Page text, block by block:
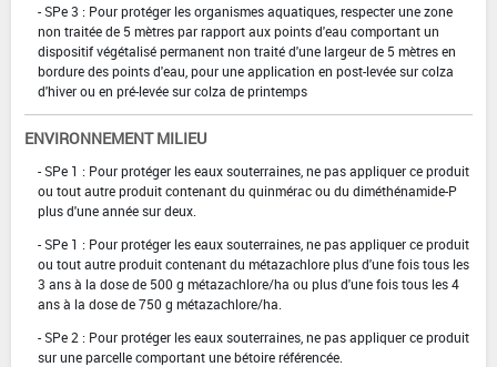
- SPe 3 : Pour protéger les organismes aquatiques, respecter une zone
non traitée de 5 mètres par rapport aux points d'eau comportant un
dispositif végétalisé permanent non traité d'une largeur de 5 mètres en
bordure des points d'eau, pour une application en post-levée sur colza
d'hiver ou en pré-levée sur colza de printemps
ENVIRONNEMENT MILIEU
- SPe 1 : Pour protéger les eaux souterraines, ne pas appliquer ce produit
ou tout autre produit contenant du quinmérac ou du diméthénamide-P
plus d'une année sur deux.
- SPe 1 : Pour protéger les eaux souterraines, ne pas appliquer ce produit
ou tout autre produit contenant du métazachlore plus d'une fois tous les
3 ans à la dose de 500 g métazachlore/ha ou plus d'une fois tous les 4
ans à la dose de 750 g métazachlore/ha.
- SPe 2 : Pour protéger les eaux souterraines, ne pas appliquer ce produit
sur une parcelle comportant une bétoire référencée.